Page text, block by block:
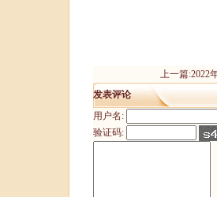
上一篇:2022
发表评论
用户名:
验证码: